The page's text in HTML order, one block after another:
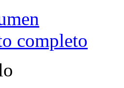
completo